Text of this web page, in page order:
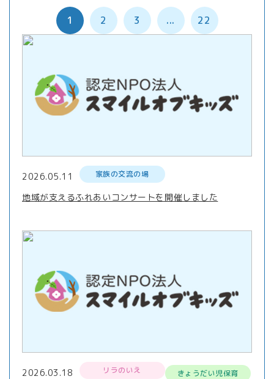
1 2 3 ... 22
2026.05.11 家族の交流の場
地域が支えるふれあいコンサートを開催しました
2026.03.18 リラのいえ
きょうだい児保育